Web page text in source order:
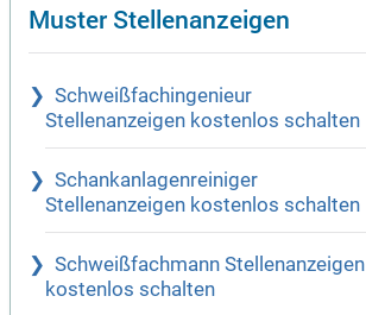
Muster Stellenanzeigen
Schweißfachingenieur
Stellenanzeigen kostenlos schalten
Schankanlagenreiniger
Stellenanzeigen kostenlos schalten
Schweißfachmann Stellenanzeigen
kostenlos schalten